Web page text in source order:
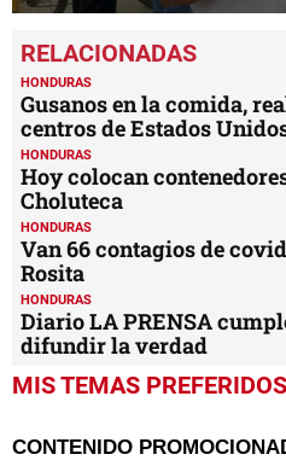
seconds
of
6
minutes,
12
seconds
HONDURAS
Gusanos en la comida,
centros de Estados
HONDURAS
Hoy colocan
Choluteca
HONDURAS
Van 66 contagios de
Rosita
HONDURAS
Diario LA PRENSA
difundir la verdad
MIS TEMAS PREFERIDOS